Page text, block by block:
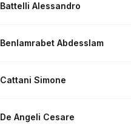
Battelli Alessandro
Benlamrabet Abdesslam
Cattani Simone
De Angeli Cesare